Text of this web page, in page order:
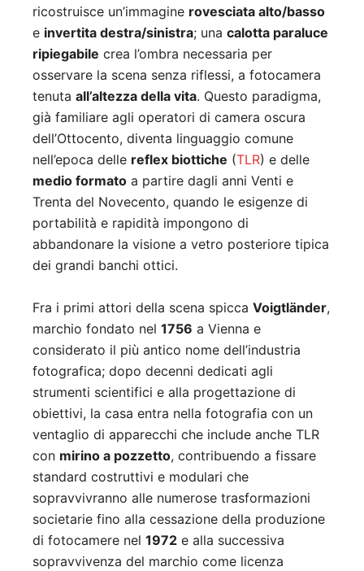
ricostruisce un’immagine rovesciata alto/basso
e invertita destra/sinistra; una calotta paraluce
ripiegabile crea l’ombra necessaria per
osservare la scena senza riflessi, a fotocamera
tenuta all’altezza della vita. Questo paradigma,
già familiare agli operatori di camera oscura
dell’Ottocento, diventa linguaggio comune
nell’epoca delle reflex biottiche (TLR) e delle
medio formato a partire dagli anni Venti e
Trenta del Novecento, quando le esigenze di
portabilità e rapidità impongono di
abbandonare la visione a vetro posteriore tipica
dei grandi banchi ottici.
Fra i primi attori della scena spicca Voigtländer,
marchio fondato nel 1756 a Vienna e
considerato il più antico nome dell’industria
fotografica; dopo decenni dedicati agli
strumenti scientifici e alla progettazione di
obiettivi, la casa entra nella fotografia con un
ventaglio di apparecchi che include anche TLR
con mirino a pozzetto, contribuendo a fissare
standard costruttivi e modulari che
sopravvivranno alle numerose trasformazioni
societarie fino alla cessazione della produzione
di fotocamere nel 1972 e alla successiva
sopravvivenza del marchio come licenza